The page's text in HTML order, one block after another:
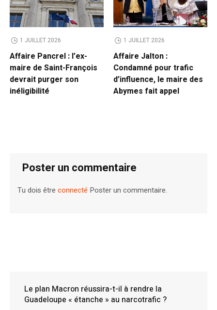
1 JUILLET 2026
Affaire Pancrel : l’ex-
maire de Saint-François
devrait purger son
inéligibilité
1 JUILLET 2026
Affaire Jalton :
Condamné pour trafic
d’influence, le maire des
Abymes fait appel
Poster un commentaire
Tu dois êtreconnecté Poster un commentaire.
Le plan Macron réussira-t-il à rendre la
Guadeloupe « étanche » au narcotrafic ?